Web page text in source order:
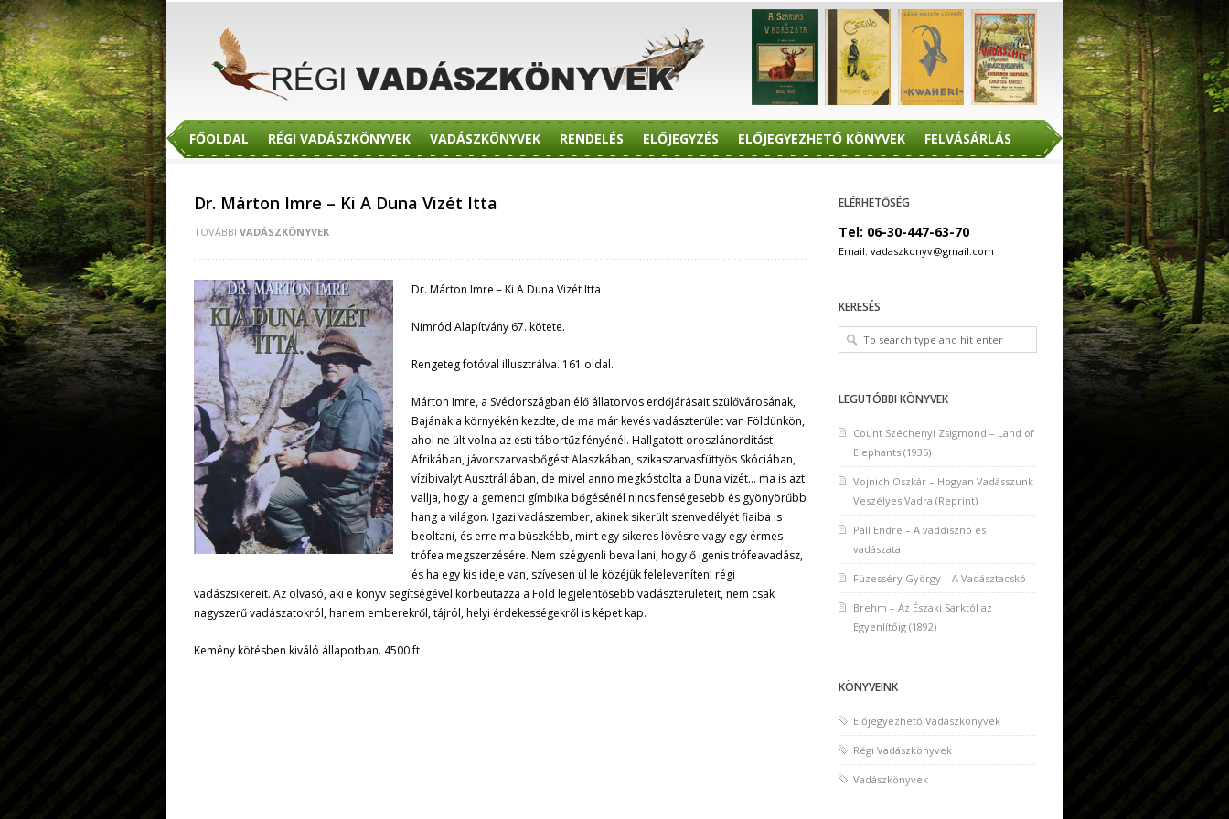
FŐOLDAL RÉGI VADÁSZKÖNYVEK VADÁSZKÖNYVEK RENDELÉS ELŐJEGYZÉS ELŐJEGYEZHETŐ KÖNYVEK FELVÁSÁRLÁS
Dr. Márton Imre – Ki A Duna Vizét Itta
TOVÁBBI VADÁSZKÖNYVEK
Dr. Márton Imre – Ki A Duna Vizét Itta
Nimród Alapítvány 67. kötete.
Rengeteg fotóval illusztrálva. 161 oldal.
Márton Imre, a Svédországban élő állatorvos erdőjárásait szülővárosának,
Bajának a környékén kezdte, de ma már kevés vadászterület van Földünkön,
ahol ne ült volna az esti tábortűz fényénél. Hallgatott oroszlánordítást
Afrikában, jávorszarvasbőgést Alaszkában, szikaszarvasfüttyös Skóciában,
vízibivalyt Ausztráliában, de mivel anno megkóstolta a Duna vizét… ma is azt
vallja, hogy a gemenci gímbika bőgésénél nincs fenségesebb és gyönyörűbb
hang a világon. Igazi vadászember, akinek sikerült szenvedélyét fiaiba is
beoltani, és erre ma büszkébb, mint egy sikeres lövésre vagy egy érmes
trófea megszerzésére. Nem szégyenli bevallani, hogy ő igenis trófeavadász,
és ha egy kis ideje van, szívesen ül le közéjük feleleveníteni régi
vadászsikereit. Az olvasó, aki e könyv segítségével körbeutazza a Föld legjelentősebb vadászterületeit, nem csak
nagyszerű vadászatokról, hanem emberekről, tájról, helyi érdekességekről is képet kap.
Kemény kötésben kiváló állapotban. 4500 ft
ELÉRHETŐSÉG
Tel: 06-30-447-63-70
Email: vadaszkonyv@gmail.com
KERESÉS
LEGUTÓBBI KÖNYVEK
Count Széchenyi Zsigmond – Land of
Elephants (1935)
Vojnich Oszkár – Hogyan Vadásszunk
Veszélyes Vadra (Reprint)
Páll Endre – A vaddisznó és
vadászata
Füzesséry György – A Vadásztacskó
Brehm – Az Északi Sarktól az
Egyenlítőig (1892)
KÖNYVEINK
Előjegyezhető Vadászkönyvek
Régi Vadászkönyvek
Vadászkönyvek